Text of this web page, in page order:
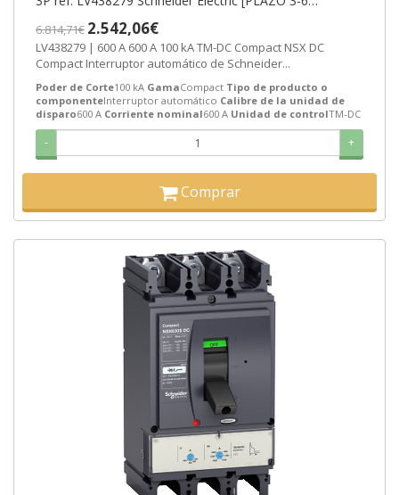
6.814,71€ 2.542,06€
LV438279 | 600 A 600 A 100 kA TM-DC Compact NSX DC
Compact Interruptor automático de Schneider...
Poder de Corte100 kA GamaCompact Tipo de producto o
componenteInterruptor automático Calibre de la unidad de
disparo600 A Corriente nominal600 A Unidad de controlTM-DC
- +
Comprar